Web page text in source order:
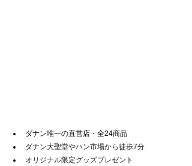
ダナン唯一の直営店・全24商品
ダナン大聖堂やハン市場から徒歩7分
オリジナル限定グッズプレゼント